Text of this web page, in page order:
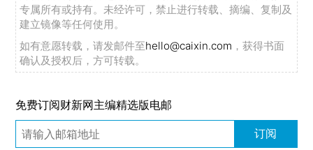
专属所有或持有。未经许可，禁止进行转载、摘编、复制及
建立镜像等任何使用。
如有意愿转载，请发邮件至hello@caixin.com ，获得书面
确认及授权后，方可转载。
免费订阅财新网主编精选版电邮
订阅